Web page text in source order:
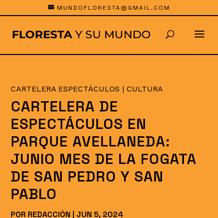
MUNDOFLORESTA@GMAIL.COM
CARTELERA ESPECTÁCULOS |CULTURA
CARTELERA DE
ESPECTÁCULOS EN
PARQUE AVELLANEDA:
JUNIO MES DE LA FOGATA
DE SAN PEDRO Y SAN
PABLO
POR REDACCIÓN JUN 5, 2024